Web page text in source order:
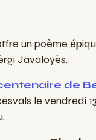
un poème
Javaloyès.
de
le vendredi